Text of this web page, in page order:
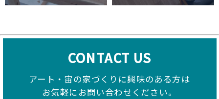
CONTACT US
アート・宙の家づくりに興味のある方は
お気軽にお問い合わせください。